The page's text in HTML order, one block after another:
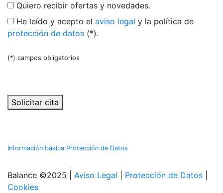
Quiero recibir ofertas y novedades.
He leído y acepto el aviso legal y la política de
protección de datos (*).
(*) campos obligatorios
Solicitar cita
Información básica Protección de Datos
Balance ©2025 | Aviso Legal Protección de Datos
Cookies